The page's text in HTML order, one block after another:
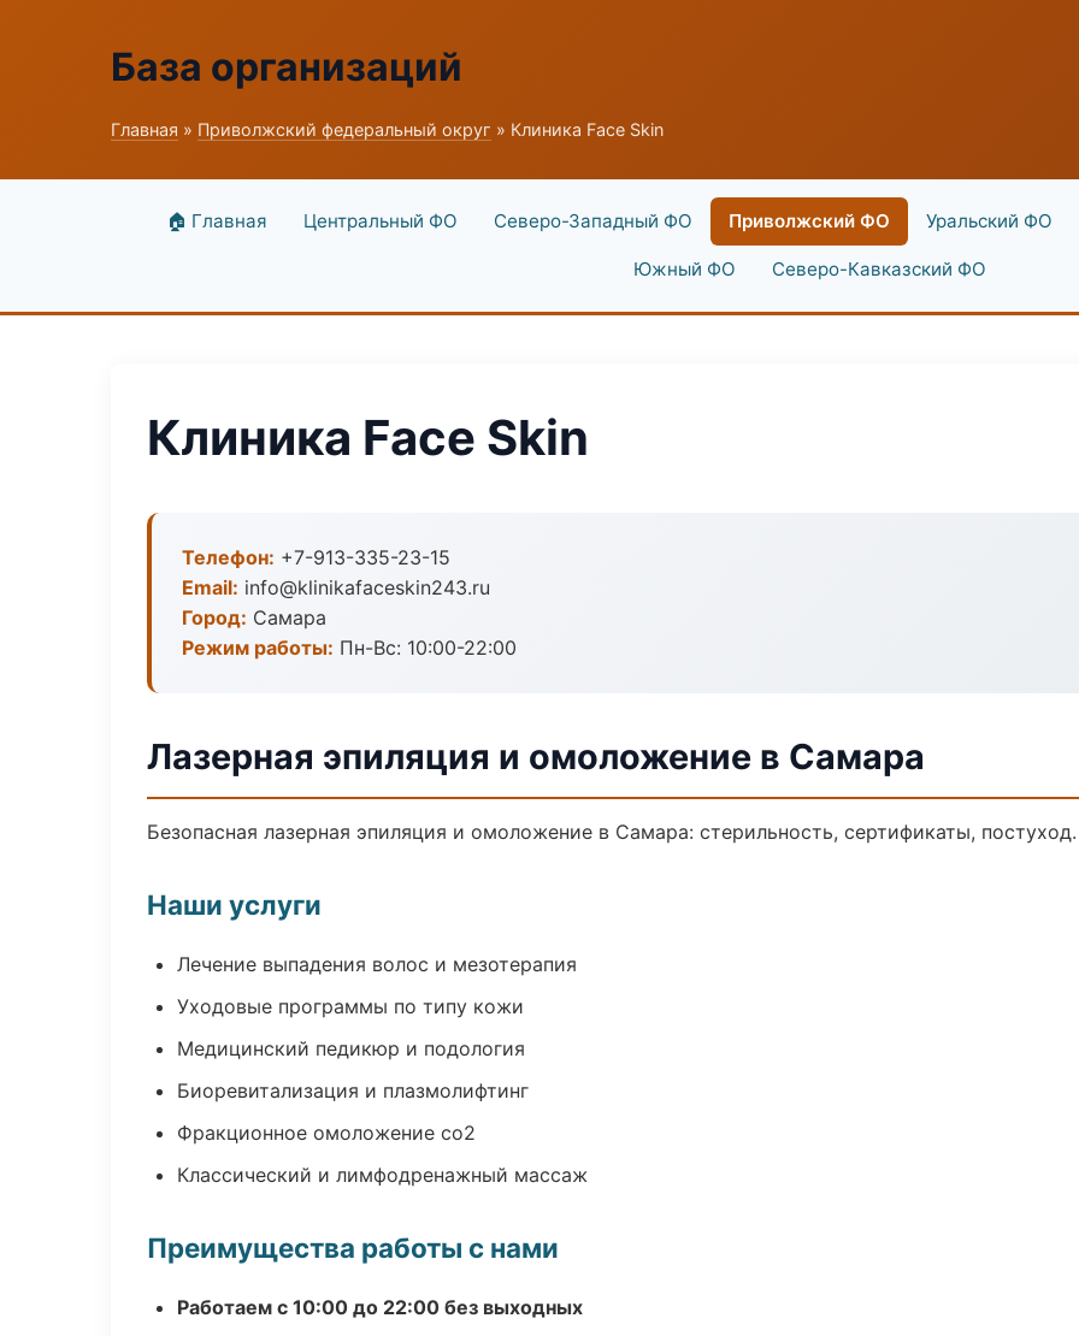
База организаций
Главная » Приволжский федеральный округ » Клиника Face Skin
🏠 Главная Центральный ФО Северо-Западный ФО Приволжский ФО Уральский ФО
Южный ФО Северо-Кавказский ФО
Клиника Face Skin
Телефон: +7-913-335-23-15
Email: info@klinikafaceskin243.ru
Город: Самара
Режим работы: Пн-Вс: 10:00-22:00
Лазерная эпиляция и омоложение в Самара
Безопасная лазерная эпиляция и омоложение в Самара: стерильность, сертификаты,
Наши услуги
Лечение выпадения волос и мезотерапия
Уходовые программы по типу кожи
Медицинский педикюр и подология
Биоревитализация и плазмолифтинг
Фракционное омоложение co2
Классический и лимфодренажный массаж
Преимущества работы с нами
Работаем с 10:00 до 22:00 без выходных